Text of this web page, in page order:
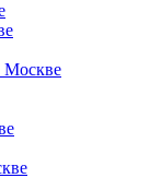
Москве